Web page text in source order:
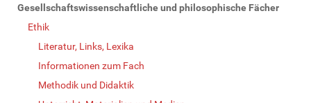
Gesellschaftswissenschaftliche und philosophische Fächer
Ethik
Literatur, Links, Lexika
Informationen zum Fach
Methodik und Didaktik